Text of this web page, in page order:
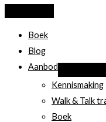
Boek
Blog
Aanbod
Kennismaking
Walk & Talk
Boek